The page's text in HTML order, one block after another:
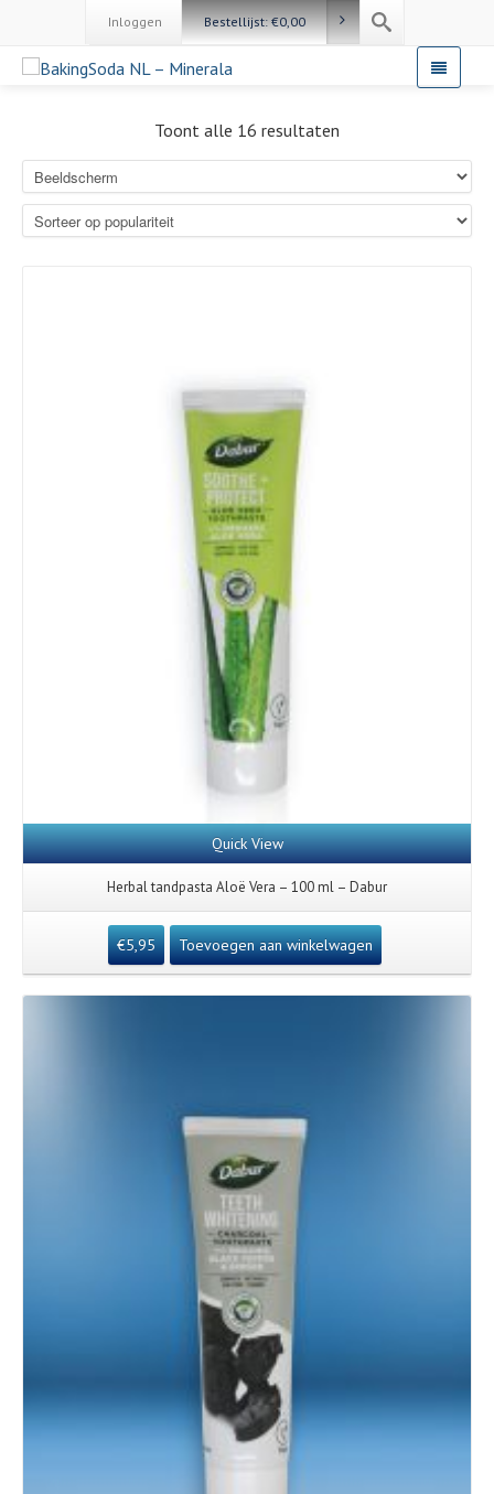
Inloggen Bestellijst:€0,00
Toont alle 16 resultaten
Quick View
Herbal tandpasta Aloë Vera – 100 ml – Dabur
€5,95 Toevoegen aan winkelwagen